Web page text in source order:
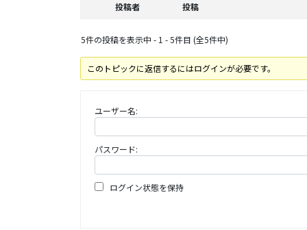
投稿者 投稿
5件の投稿を表示中 - 1 - 5件目 (全5件中)
このトピックに返信するにはログインが必要です。
ユーザー名:
パスワード:
ログイン状態を保持